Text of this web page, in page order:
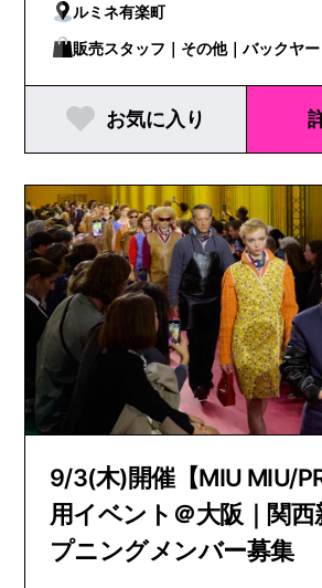
ルミネ有楽町
販売スタッフ｜その他｜バックヤー
BA
お気に入り
9/3(木)開催【MIU MIU/
用イベント＠大阪｜関西
プニングメンバー募集